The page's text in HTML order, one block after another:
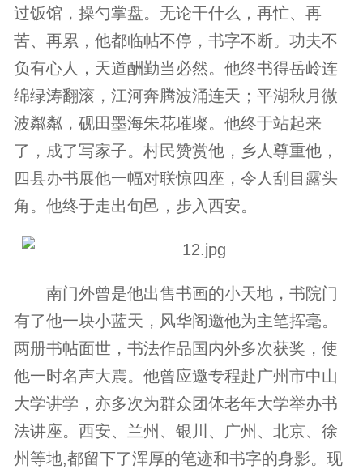
过饭馆，操勺掌盘。无论干什么，再忙、再
苦、再累，他都临帖不停，书字不断。功夫不
负有心人，天道酬勤当必然。他终书得岳岭连
绵绿涛翻滚，江河奔腾波涌连天；平湖秋月微
波粼粼，砚田墨海朱花璀璨。他终于站起来
了，成了写家子。村民赞赏他，乡人尊重他，
四县办书展他一幅对联惊四座，令人刮目露头
角。他终于走出旬邑，步入西安。
南门外曾是他出售书画的小天地，书院门
有了他一块小蓝天，风华阁邀他为主笔挥毫。
两册书帖面世，书法作品国内外多次获奖，使
他一时名声大震。他曾应邀专程赴广州市中山
大学讲学，亦多次为群众团体老年大学举办书
法讲座。西安、兰州、银川、广州、北京、徐
州等地,都留下了浑厚的笔迹和书字的身影。现